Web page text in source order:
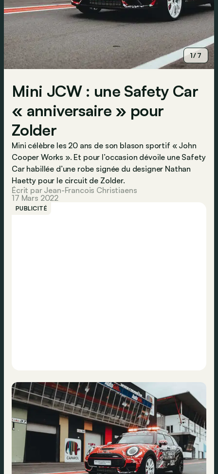
1/7
Mini JCW : une Safety Car
« anniversaire » pour
Zolder
Mini célèbre les 20 ans de son blason sportif « John
Cooper Works ». Et pour l’occasion dévoile une Safety
Car habillée d’une robe signée du designer Nathan
Haetty pour le circuit de Zolder.
Écrit par Jean-Francois Christiaens
17 Mars 2022
PUBLICITÉ